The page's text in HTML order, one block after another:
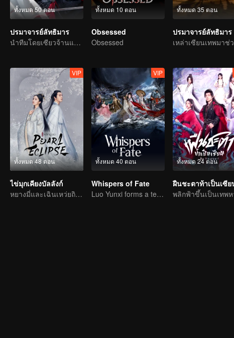
ทั้งหมด 50 ตอน
ปรมาจารย์ลัทธิมาร
นำทีมโดยเซียวจ้านและหวังอีป๋อ
ทั้งหมด 10 ตอน
Obsessed
Obsessed
ทั้งหมด 35 ตอน
ปรมาจารย์ลัทธิมาร
ทั้งหมด 48 ตอน
VIP
ไข่มุกเคียงบัลลังก์
หยางมี่และเฉินเหว่ยถิงต่อสู้กับโชคชะตาเพื่อความรัก
ทั้งหมด 40 ตอน
VIP
Whispers of Fate
Luo Yunxi forms a team to roam the Jianghu
ทั้งหมด 24 ตอน